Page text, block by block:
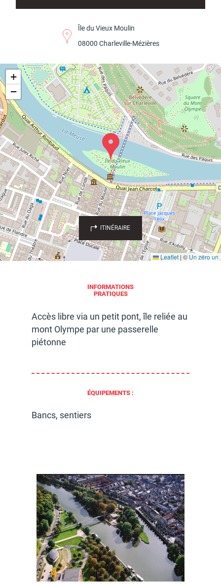
Demande d'occupation
de l'espace public
des guichets municipaux
Guichet numérique des
autorisations
d'urbanisme
Portail vie associative
Demande de panneaux
électroniques
Offres d'emploi
Pré-déclarer un sinistre Mon logement sécurisé
Île du Vieux Moulin
08000 Char­le­ville-Mézières
+
−
Leaflet | ©Un zéro un
ITINÉRAIRE
INFORMATIONS
PRATIQUES
Accès libre via un petit pont, île reliée au
mont Olympe par une passe­relle
piétonne
ÉQUIPEMENTS :
Bancs, sentiers